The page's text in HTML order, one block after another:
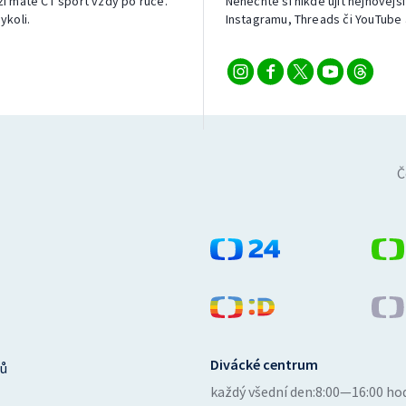
Instagramu, Threads či
Divácké centrum
každý všední den:8:00—16:00